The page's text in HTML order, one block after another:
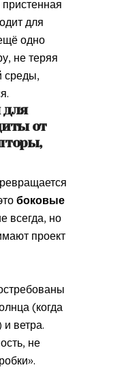
для
одно
не теряя
среды,
для
от
боковые
всегда, но
проект
(когда
и ветра.
не